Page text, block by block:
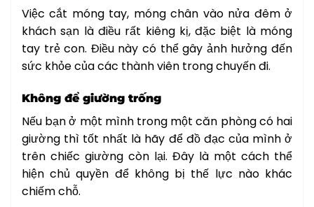
Việc cắt móng tay, móng chân vào nửa đêm ở
khách sạn là điều rất kiêng kị, đặc biệt là móng
tay trẻ con. Điều này có thể gây ảnh hưởng đến
sức khỏe của các thành viên trong chuyến đi.
Không để giường trống
Nếu bạn ở một mình trong một căn phòng có hai
giường thì tốt nhất là hãy để đồ đạc của mình ở
trên chiếc giường còn lại. Đây là một cách thể
hiện chủ quyền để không bị thế lực nào khác
chiếm chỗ.